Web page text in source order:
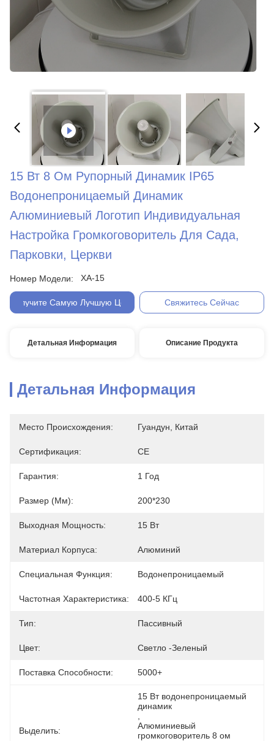
15 Вт 8 Ом Рупорный Динамик IP65
Водонепроницаемый Динамик
Алюминиевый Логотип Индивидуальная
Настройка Громкоговоритель Для Сада,
Парковки, Церкви
Номер Модели: ХА-15
Получите Самую Лучшую Цену Свяжитесь Сейчас
Детальная Информация Описание Продукта
Детальная Информация
Место Происхождения: Гуандун, Китай
Сертификация: CE
Гарантия: 1 Год
Размер (мм): 200*230
Выходная Мощность: 15 Вт
Материал Корпуса: Алюминий
Специальная Функция: Водонепроницаемый
Частотная Характеристика: 400-5 КГц
Тип: Пассивный
Цвет: Светло -зеленый
Поставка Способности: 5000+
Выделить:
15 Вт водонепроницаемый
динамик
Алюминиевый
громкоговоритель 8 ом